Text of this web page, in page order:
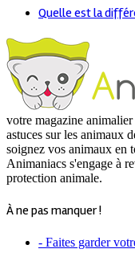
Quelle est la
votre magazine
astuces sur les animaux
soignez vos animaux en
Animaniacs s'engage à
protection animale.
À ne pas manquer !
- Faites garder